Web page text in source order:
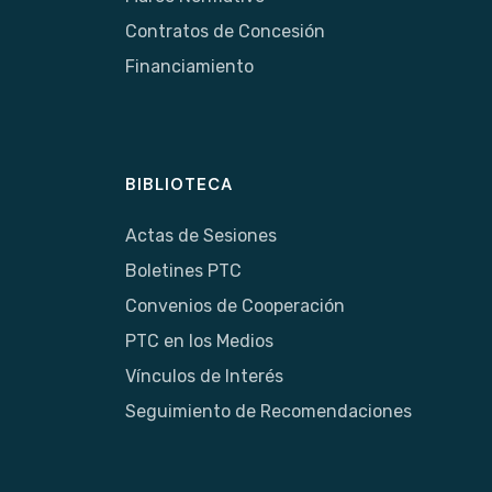
Contratos de Concesión
Financiamiento
BIBLIOTECA
Actas de Sesiones
Boletines PTC
Convenios de Cooperación
PTC en los Medios
Vínculos de Interés
Seguimiento de Recomendaciones